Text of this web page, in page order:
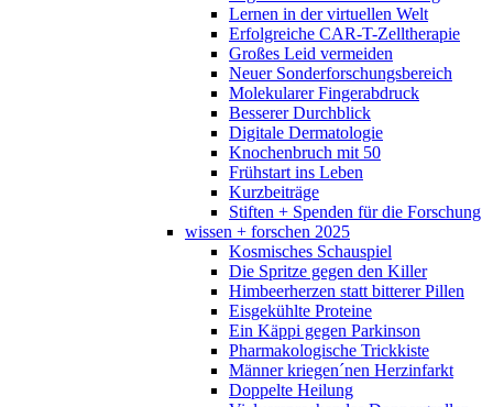
Lernen in der virtuellen Welt
Erfolgreiche CAR-T-Zelltherapie
Großes Leid vermeiden
Neuer Sonderforschungsbereich
Molekularer Fingerabdruck
Besserer Durchblick
Digitale Dermatologie
Knochenbruch mit 50
Frühstart ins Leben
Kurzbeiträge
Stiften + Spenden für die Forschung
wissen + forschen 2025
Kosmisches Schauspiel
Die Spritze gegen den Killer
Himbeerherzen statt bitterer Pillen
Eisgekühlte Proteine
Ein Käppi gegen Parkinson
Pharmakologische Trickkiste
Männer kriegen´nen Herzinfarkt
Doppelte Heilung